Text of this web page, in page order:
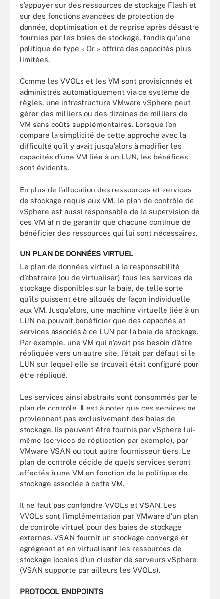
s’appuyer sur des ressources de stockage Flash et
sur des fonctions avancées de protection de
donnée, d’optimisation et de reprise après désastre
fournies par les baies de stockage, tandis qu’une
politique de type « Or » offrira des capacités plus
limitées.
Comme les VVOLs et les VM sont provisionnés et
administrés automatiquement via ce système de
règles, une infrastructure VMware vSphere peut
gérer des milliers ou des dizaines de milliers de
VM sans coûts supplémentaires. Lorsque l’on
compare la simplicité de cette approche avec la
difficulté qu’il y avait jusqu’alors à modifier les
capacités d’une VM liée à un LUN, les bénéfices
sont évidents.
En plus de l’allocation des ressources et services
de stockage requis aux VM, le plan de contrôle de
vSphere est aussi responsable de la supervision de
ces VM afin de garantir que chacune continue de
bénéficier des ressources qui lui sont nécessaires.
UN PLAN DE DONNÉES VIRTUEL
Le plan de données virtuel a la responsabilité
d’abstraire (ou de virtualiser) tous les services de
stockage disponibles sur la baie, de telle sorte
qu’ils puissent être alloués de façon individuelle
aux VM. Jusqu’alors, une machine virtuelle liée à un
LUN ne pouvait bénéficier que des capacités et
services associés à ce LUN par la baie de stockage.
Par exemple, une VM qui n’avait pas besoin d’être
répliquée vers un autre site, l’était par défaut si le
LUN sur lequel elle se trouvait était configuré pour
être répliqué.
Les services ainsi abstraits sont consommés par le
plan de contrôle. Il est à noter que ces services ne
proviennent pas exclusivement des baies de
stockage. Ils peuvent être fournis par vSphere lui-
même (services de réplication par exemple), par
VMware VSAN ou tout autre fournisseur tiers. Le
plan de contrôle décide de quels services seront
affectés à une VM en fonction de la politique de
stockage associée à cette VM.
Il ne faut pas confondre VVOLs et VSAN. Les
VVOLs sont l’implémentation par VMware d’un plan
de contrôle virtuel pour des baies de stockage
externes. VSAN fournit un stockage convergé et
agrégeant et en virtualisant les ressources de
stockage locales d’un cluster de serveurs vSphere
(VSAN supporte par ailleurs les VVOLs).
PROTOCOL ENDPOINTS